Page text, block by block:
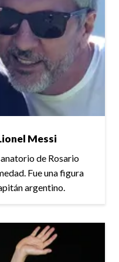
Messi
de Rosario
Fue una figura
argentino.